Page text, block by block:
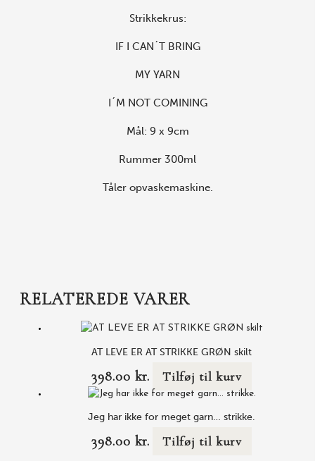
Strikkekrus:
IF I CAN´T BRING
MY YARN
I´M NOT COMINING
Mål: 9 x 9cm
Rummer 300ml
Tåler opvaskemaskine.
RELATEREDE VARER
AT LEVE ER AT STRIKKE GRØN skilt
398.00 kr. Tilføj til kurv
Jeg har ikke for meget garn… strikke.
398.00 kr. Tilføj til kurv